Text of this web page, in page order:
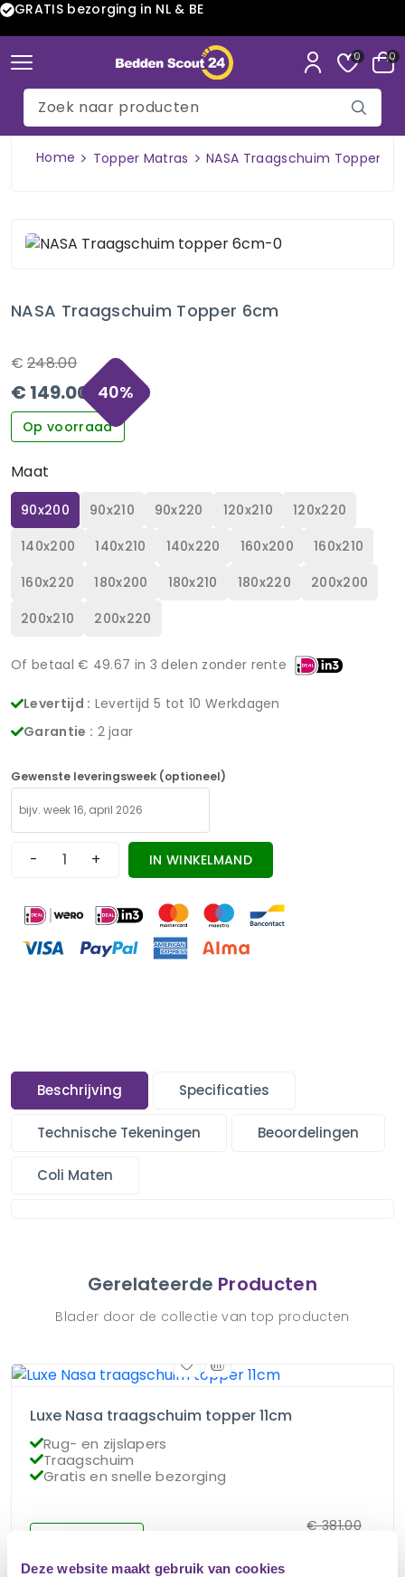
Deze website maakt gebruik van cookies
GRATIS bezorging in NL & BE
0 0
Home Topper Matras NASA Traagschuim Topper
NASA Traagschuim Topper 6cm
€ 248.00
€ 149.00 40%
Op voorraad
Maat
90x200 90x210 90x220 120x210
120x220
140x200
140x210 140x220 160x200
160x210
160x220
180x200 180x210 180x220
200x200
200x210
200x220
Of betaal € 49.67 in 3 delen zonder rente
Levertijd : Levertijd 5 tot 10 Werkdagen
Garantie : 2 jaar
Gewenste leveringsweek (optioneel)
- + IN WINKELMAND
Beschrijving Specificaties
Technische Tekeningen Beoordelingen
Coli Maten
Gerelateerde Producten
Blader door de collectie van top producten
Luxe Nasa traagschuim topper 11cm
Rug- en zijslapers
Traagschuim
Gratis en snelle bezorging
€381.00